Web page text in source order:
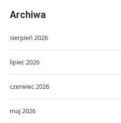
Archiwa
sierpień 2026
lipiec 2026
czerwiec 2026
maj 2026